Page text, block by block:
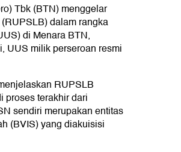
Tbk (BTN) menggelar
dalam rangka
di Menara BTN,
UUS milik perseroan resmi
RUPSLB
proses terakhir dari
sendiri merupakan entitas
(BVIS) yang diakuisisi